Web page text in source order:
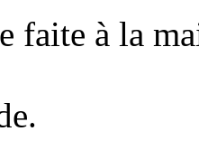
faite à la